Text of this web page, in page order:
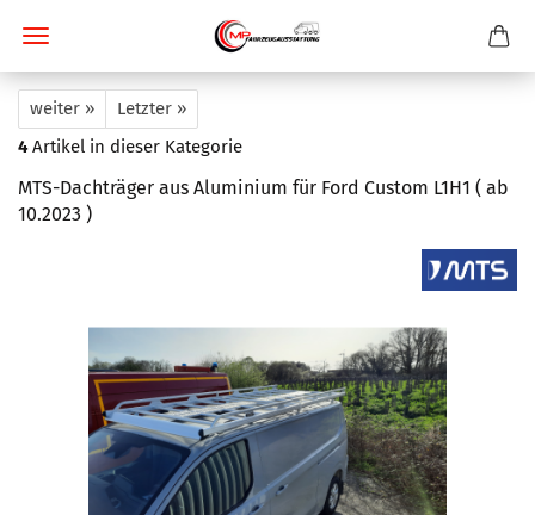
weiter »
Letzter »
4Artikel in dieser Kategorie
MTS-Dachträger aus Aluminium für Ford Custom L1H1 ( ab
10.2023 )